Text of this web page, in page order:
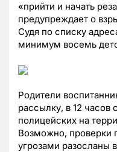
«прийти и начать
предупреждает о
Судя по списку
минимум восемь
Родители
рассылку, в 12 часов
полицейских на
Возможно, проверки
угрозами разосланы